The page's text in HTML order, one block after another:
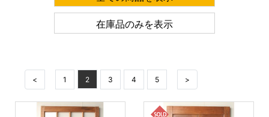
在庫品のみを表示
< 1 2 3 4 5 >